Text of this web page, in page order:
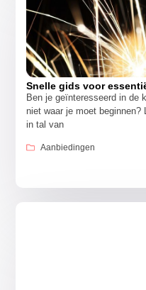
Snelle gids voor
Ben je geïnteresseerd in de
niet waar je moet
in tal van
Aanbiedingen